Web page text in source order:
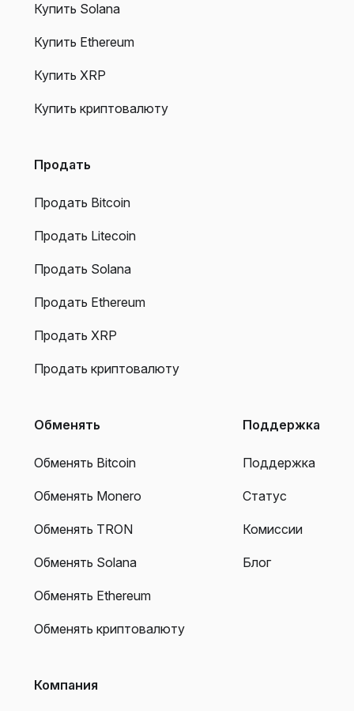
Купить Solana
Купить Ethereum
Купить XRP
Купить криптовалюту
Продать
Продать Bitcoin
Продать Litecoin
Продать Solana
Продать Ethereum
Продать XRP
Продать криптовалюту
Обменять
Обменять Bitcoin
Обменять Monero
Обменять TRON
Обменять Solana
Обменять Ethereum
Обменять криптовалюту
Поддержка
Поддержка
Статус
Комиссии
Блог
Компания